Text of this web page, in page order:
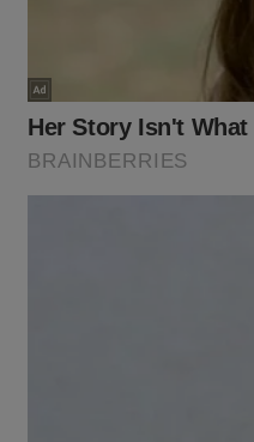
O Brasil precisa de você!